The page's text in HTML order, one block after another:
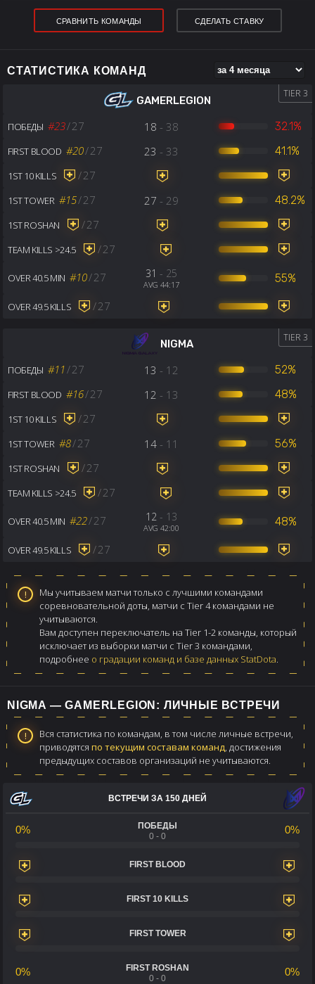
СРАВНИТЬ КОМАНДЫ СДЕЛАТЬ СТАВКУ
СТАТИСТИКА КОМАНД
GAMERLEGION
TIER 3
ПОБЕДЫ #23/27 18 - 38 32.1%
FIRST BLOOD #20/27 23 - 33 41.1%
1ST 10 KILLS /27
1ST TOWER #15/27 27 - 29 48.2%
1ST ROSHAN /27
TEAM KILLS >24.5 /27
OVER 40.5 MIN #10/27 31 - 25
AVG 44:17 55%
OVER 49.5 KILLS /27
NIGMA
TIER 3
ПОБЕДЫ #11/27 13 - 12 52%
FIRST BLOOD #16/27 12 - 13 48%
1ST 10 KILLS /27
1ST TOWER #8/27 14- 11 56%
1ST ROSHAN /27
TEAM KILLS >24.5 /27
OVER 40.5 MIN #22/27 12- 13
AVG 42:00 48%
OVER 49.5 KILLS /27
Мы учитываем матчи только с лучшими командами
соревновательной доты, матчи с Tier 4 командами не
учитываются.
Вам доступен переключатель на Tier 1-2 команды, который
исключает из выборки матчи с Tier 3 командами,
подробнее о градации команд и базе данных StatDota.
NIGMA — GAMERLEGION: ЛИЧНЫЕ ВСТРЕЧИ
Вся статистика по командам, в том числе личные встречи,
приводятся по текущим составам команд, достижения
предыдущих составов организаций не учитываются.
ВСТРЕЧИ ЗА 150 ДНЕЙ
0%
ПОБЕДЫ
0 - 0
0%
FIRST BLOOD
FIRST 10 KILLS
FIRST TOWER
0%
FIRST ROSHAN
0 - 0
0%